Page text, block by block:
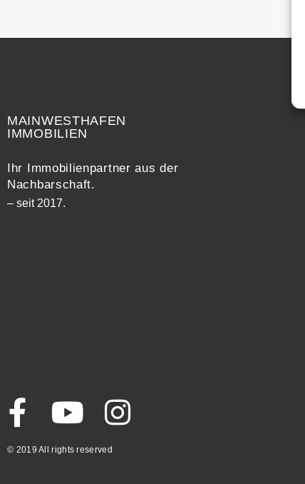
MAINWESTHAFEN
IMMOBILIEN
Ihr Immobilienpartner aus der
Nachbarschaft.
– seit 2017.
© 2019 All rights reserved